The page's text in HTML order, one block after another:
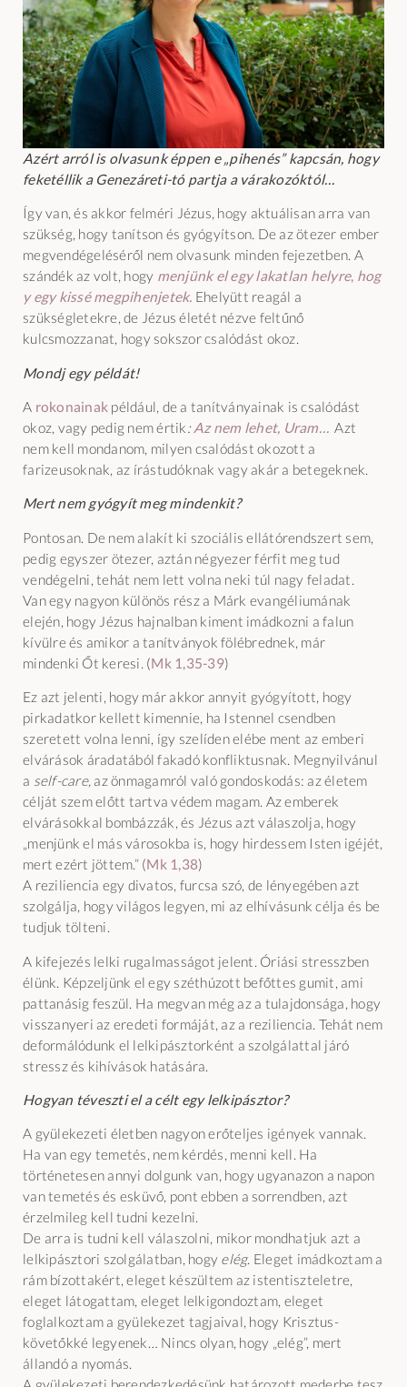
Azért arról is olvasunk éppen e „pihenés” kapcsán, hogy
feketéllik a Genezáreti-tó partja a várakozóktól…
Így van, és akkor felméri Jézus, hogy aktuálisan arra van
szükség, hogy tanítson és gyógyítson. De az ötezer ember
megvendégeléséről nem olvasunk minden fejezetben. A
szándék az volt, hogy menjünk el egy lakatlan helyre, hog
y egy kissé megpihenjetek. Ehelyütt reagál a
szükségletekre, de Jézus életét nézve feltűnő
kulcsmozzanat, hogy sokszor csalódást okoz.
Mondj egy példát!
A rokonainak például, de a tanítványainak is csalódást
okoz, vagy pedig nem értik : Az nem lehet, Uram… Azt
nem kell mondanom, milyen csalódást okozott a
farizeusoknak, az írástudóknak vagy akár a betegeknek.
Mert nem gyógyít meg mindenkit?
Pontosan. De nem alakít ki szociális ellátórendszert sem,
pedig egyszer ötezer, aztán négyezer férfit meg tud
vendégelni, tehát nem lett volna neki túl nagy feladat.
Van egy nagyon különös rész a Márk evangéliumának
elején, hogy Jézus hajnalban kiment imádkozni a falun
kívülre és amikor a tanítványok fölébrednek, már
mindenki Őt keresi. (Mk 1,35-39)
Ez azt jelenti, hogy már akkor annyit gyógyított, hogy
pirkadatkor kellett kimennie, ha Istennel csendben
szeretett volna lenni, így szelíden elébe ment az emberi
elvárások áradatából fakadó konfliktusnak. Megnyilvánul
a self-care, az önmagamról való gondoskodás: az életem
célját szem előtt tartva védem magam. Az emberek
elvárásokkal bombázzák, és Jézus azt válaszolja, hogy
„menjünk el más városokba is, hogy hirdessem Isten igéjét,
mert ezért jöttem.” (Mk 1,38)
A reziliencia egy divatos, furcsa szó, de lényegében azt
szolgálja, hogy világos legyen, mi az elhívásunk célja és be
tudjuk tölteni.
A kifejezés lelki rugalmasságot jelent. Óriási stresszben
élünk. Képzeljünk el egy széthúzott befőttes gumit, ami
pattanásig feszül. Ha megvan még az a tulajdonsága, hogy
visszanyeri az eredeti formáját, az a reziliencia. Tehát nem
deformálódunk el lelkipásztorként a szolgálattal járó
stressz és kihívások hatására.
Hogyan téveszti el a célt egy lelkipásztor?
A gyülekezeti életben nagyon erőteljes igények vannak.
Ha van egy temetés, nem kérdés, menni kell. Ha
történetesen annyi dolgunk van, hogy ugyanazon a napon
van temetés és esküvő, pont ebben a sorrendben, azt
érzelmileg kell tudni kezelni.
De arra is tudni kell válaszolni, mikor mondhatjuk azt a
lelkipásztori szolgálatban, hogy elég. Eleget imádkoztam a
rám bízottakért, eleget készültem az istentiszteletre,
eleget látogattam, eleget lelkigondoztam, eleget
foglalkoztam a gyülekezet tagjaival, hogy Krisztus-
követőkké legyenek… Nincs olyan, hogy „elég”, mert
állandó a nyomás.